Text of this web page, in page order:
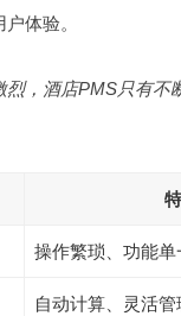
体验。
烈，酒店PMS只有不
操作繁琐、功能单
自动计算、灵活